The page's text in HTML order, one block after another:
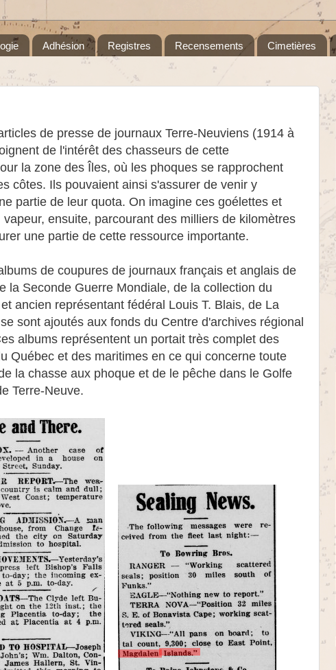
Adhésion Registres Recensements Cimetières
de presse de journaux Terre-Neuviens (1914 à
de l'intérêt des chasseurs de cette
la zone des Îles, où les phoques se rapprochent
côtes. Ils pouvaient ainsi s'assurer de venir y
partie de leur quota. On imagine ces goélettes et
ensuite, parcourant des milliers de kilomètres
une partie de cette ressource importante.
de coupures de journaux français et anglais de
la Seconde Guerre Mondiale, de la collection du
ancien représentant fédéral Louis T. Blais, de La
sont ajoutés aux fonds du Centre d'archives régional
albums représentent un portait très complet des
Québec et des maritimes en ce qui concerne toute
la chasse aux phoque et de le pêche dans le Golfe
Terre-Neuve.